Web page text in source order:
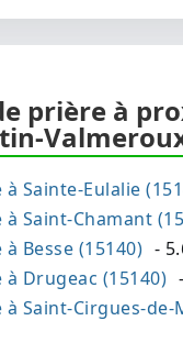
prière à
Sainte-Eulalie
Saint-Chamant
Besse (15140) -
Drugeac (15140)
Saint-Cirgues-de-